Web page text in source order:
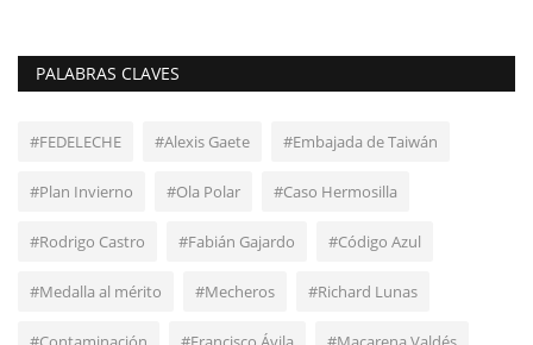
PALABRAS CLAVES
#FEDELECHE #Alexis Gaete #Embajada de Taiwán
#Plan Invierno #Ola Polar #Caso Hermosilla
#Rodrigo Castro #Fabián Gajardo #Código Azul
#Medalla al mérito #Mecheros #Richard Lunas